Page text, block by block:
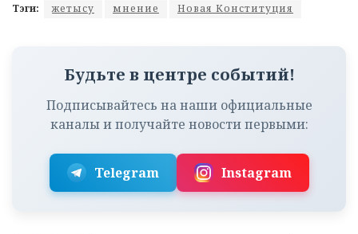
Тэги: жетысу мнение Новая Конституция
Будьте в центре событий!
Подписывайтесь на наши официальные
каналы и получайте новости первыми:
Telegram Instagram